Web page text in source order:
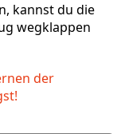
kannst du die
wegklappen
der